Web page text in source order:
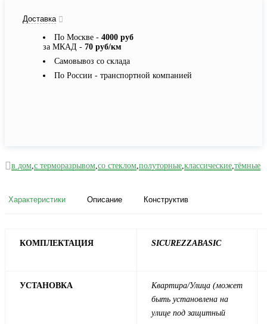
Доставка
По Москве - 4000 руб
за МКАД - 70 руб/км
Самовывоз со склада
По России - транспортной компанией
в дом,с терморазрывом,со стеклом,полуторные,классические,тёмные
Характеристики Описание Конструктив
КОМПЛЕКТАЦИЯ SICUREZZABASIC
УСТАНОВКА
Квартира/Улица (может
быть установлена на
улице под защитный